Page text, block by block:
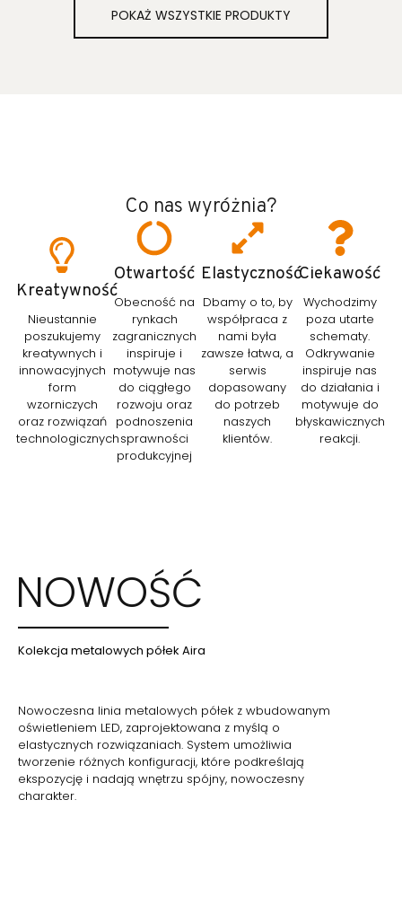
POKAŻ WSZYSTKIE PRODUKTY
Co nas wyróżnia?
Kreatywność
Nieustannie
poszukujemy
kreatywnych i
innowacyjnych
form
wzorniczych
oraz rozwiązań
technologicznych
Otwartość
Obecność na
rynkach
zagranicznych
inspiruje i
motywuje nas
do ciągłego
rozwoju oraz
podnoszenia
sprawności
produkcyjnej
Elastyczność
Dbamy o to, by
współpraca z
nami była
zawsze łatwa, a
serwis
dopasowany
do potrzeb
naszych
klientów.
Ciekawość
Wychodzimy
poza utarte
schematy.
Odkrywanie
inspiruje nas
do działania i
motywuje do
błyskawicznych
reakcji.
NOWOŚĆ
Kolekcja metalowych półek Aira
Nowoczesna linia metalowych półek z wbudowanym
oświetleniem LED, zaprojektowana z myślą o
elastycznych rozwiązaniach. System umożliwia
tworzenie różnych konfiguracji, które podkreślają
ekspozycję i nadają wnętrzu spójny, nowoczesny
charakter.